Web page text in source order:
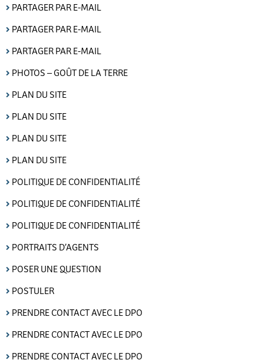
PARTAGER PAR E-MAIL
PARTAGER PAR E-MAIL
PARTAGER PAR E-MAIL
PHOTOS – GOÛT DE LA TERRE
PLAN DU SITE
PLAN DU SITE
PLAN DU SITE
PLAN DU SITE
POLITIQUE DE CONFIDENTIALITÉ
POLITIQUE DE CONFIDENTIALITÉ
POLITIQUE DE CONFIDENTIALITÉ
PORTRAITS D’AGENTS
POSER UNE QUESTION
POSTULER
PRENDRE CONTACT AVEC LE DPO
PRENDRE CONTACT AVEC LE DPO
PRENDRE CONTACT AVEC LE DPO